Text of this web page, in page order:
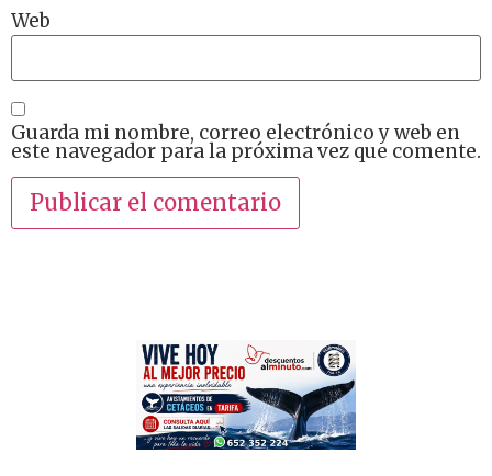
Web
Guarda mi nombre, correo electrónico y web en
este navegador para la próxima vez que comente.